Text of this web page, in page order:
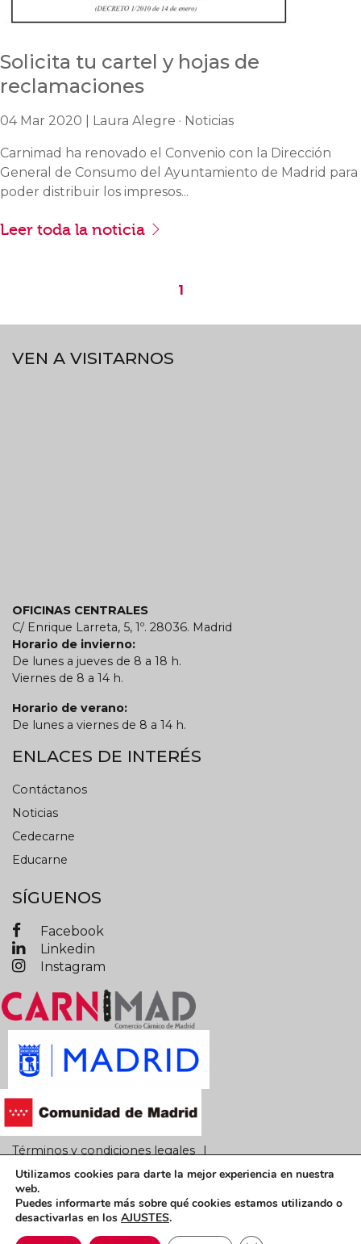
Solicita tu cartel y hojas de
reclamaciones
04 Mar 2020 | Laura Alegre · Noticias
Carnimad ha renovado el Convenio con la Dirección
General de Consumo del Ayuntamiento de Madrid para
poder distribuir los impresos...
Leer toda la noticia
1
VEN A VISITARNOS
OFICINAS CENTRALES
C/ Enrique Larreta, 5, 1º. 28036. Madrid
Horario de invierno:
De lunes a jueves de 8 a 18 h.
Viernes de 8 a 14 h.
Horario de verano:
De lunes a viernes de 8 a 14 h.
ENLACES DE INTERÉS
Contáctanos
Noticias
Cedecarne
Educarne
SÍGUENOS
Facebook
Linkedin
Instagram
Términos y condiciones legales
Política de privacidad Política de cookies
CARNIMAD © 2019 Todos los derechos reservados
Utilizamos cookies para darte la mejor experiencia en nuestra
web.
Puedes informarte más sobre qué cookies estamos utilizando o
desactivarlas en los AJUSTES.